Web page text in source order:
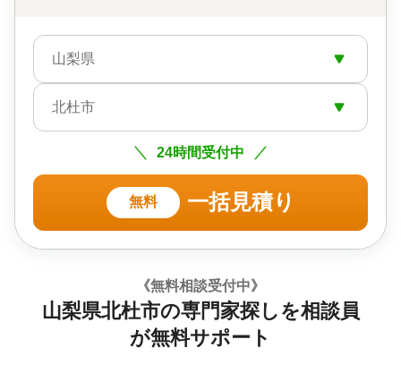
山梨県
北杜市
24時間受付中
無料 一括見積り
《無料相談受付中》
山梨県北杜市の専門家探しを相談員
が無料サポート